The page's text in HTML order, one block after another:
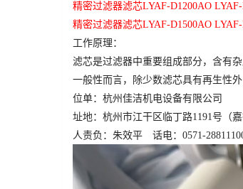
精密过滤器滤芯LYAF-D1200AO
精密过滤器滤芯LYAF-D1500AO
工作原理：
滤芯是过滤器中重要组成部分，含有
一般性而言，除少数滤芯具有再生性
位单：杭州佳洁机电设备有限公司
址地：杭州市江干区临丁路1191号（
人责负：朱效平 话电： 0571-